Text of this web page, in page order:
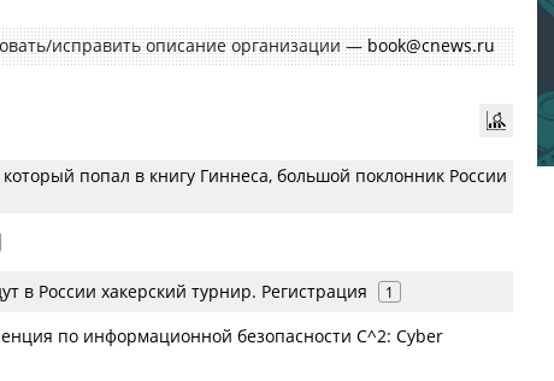
исправить описание организации —book@cnews.ru
попал в книгу Гиннеса, большой поклонник России
в России хакерский турнир. Регистрация 1
по информационной безопасности C^2: Cyber